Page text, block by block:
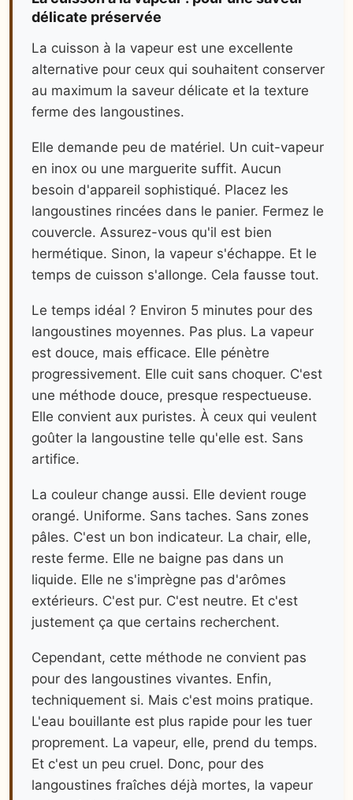
délicate préservée
La cuisson à la vapeur est une excellente
alternative pour ceux qui souhaitent conserver
au maximum la saveur délicate et la texture
ferme des langoustines.
Elle demande peu de matériel. Un cuit-vapeur
en inox ou une marguerite suffit. Aucun
besoin d'appareil sophistiqué. Placez les
langoustines rincées dans le panier. Fermez le
couvercle. Assurez-vous qu'il est bien
hermétique. Sinon, la vapeur s'échappe. Et le
temps de cuisson s'allonge. Cela fausse tout.
Le temps idéal ? Environ 5 minutes pour des
langoustines moyennes. Pas plus. La vapeur
est douce, mais efficace. Elle pénètre
progressivement. Elle cuit sans choquer. C'est
une méthode douce, presque respectueuse.
Elle convient aux puristes. À ceux qui veulent
goûter la langoustine telle qu'elle est. Sans
artifice.
La couleur change aussi. Elle devient rouge
orangé. Uniforme. Sans taches. Sans zones
pâles. C'est un bon indicateur. La chair, elle,
reste ferme. Elle ne baigne pas dans un
liquide. Elle ne s'imprègne pas d'arômes
extérieurs. C'est pur. C'est neutre. Et c'est
justement ça que certains recherchent.
Cependant, cette méthode ne convient pas
pour des langoustines vivantes. Enfin,
techniquement si. Mais c'est moins pratique.
L'eau bouillante est plus rapide pour les tuer
proprement. La vapeur, elle, prend du temps.
Et c'est un peu cruel. Donc, pour des
langoustines fraîches déjà mortes, la vapeur